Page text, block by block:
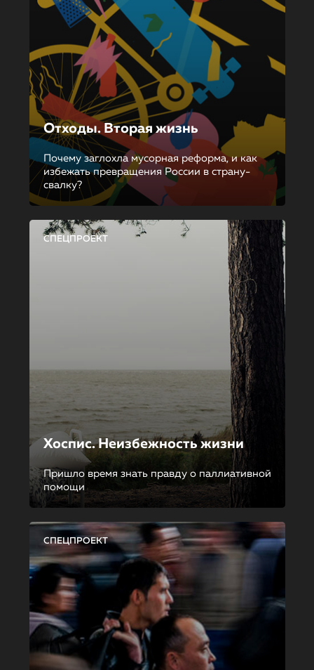
Отходы. Вторая жизнь
Почему заглохла мусорная реформа, и как
избежать превращения России в страну-
свалку?
СПЕЦПРОЕКТ
Хоспис. Неизбежность жизни
Пришло время знать правду о паллиативной
помощи
СПЕЦПРОЕКТ